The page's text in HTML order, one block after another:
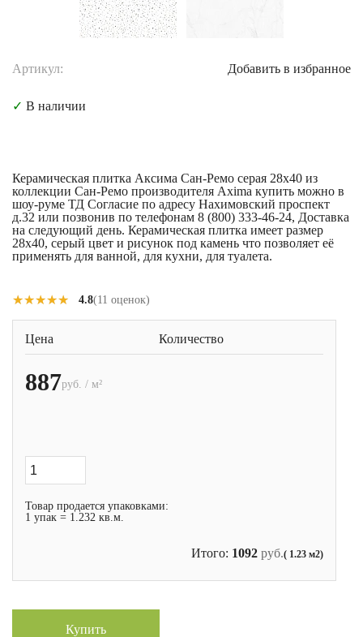
Артикул: Добавить в избранное
✓ В наличии
Керамическая плитка Аксима Сан-Ремо серая 28x40 из
коллекции Сан-Ремо производителя Axima купить можно в
шоу-руме ТД Согласие по адресу Нахимовский проспект
д.32 или позвонив по телефонам 8 (800) 333-46-24, Доставка
на следующий день. Керамическая плитка имеет размер
28x40, серый цвет и рисунок под камень что позволяет её
применять для ванной, для кухни, для туалета.
★★★★★
★★★★★ 4.8(11 оценок)
Цена Количество
887руб. / м²
Товар продается упаковками:
1 упак = 1.232 кв.м.
Итого: 1092 руб.( 1.23 м2)
Купить